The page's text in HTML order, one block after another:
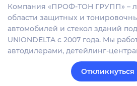
Компания «ПРОФ-ТОН ГРУПП» –
области защитных и
автомобилей и стекол зданий
UNIONDELTA с 2007 года. Мы
автодилерами, детейлинг-
Откликнуться